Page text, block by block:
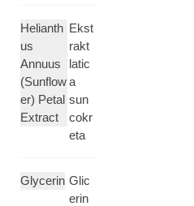
Helianth
us
Annuus
(Sunflow
er) Petal
Extract
Ekst
rakt
latic
a
sun
cokr
eta
Glycerin Glic
erin